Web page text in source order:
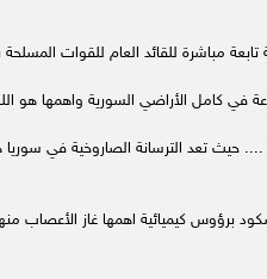
مباشرة للقائد العام للقوات المسلحة
برؤوس كيميائية اهمها غاز الأعصاب